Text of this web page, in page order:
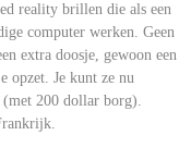
reality brillen die als een
computer werken. Geen
extra doosje, gewoon een
opzet. Je kunt ze nu
200 dollar borg).